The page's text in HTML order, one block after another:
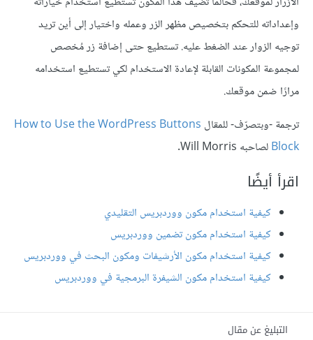
وإعداداته للتحكم بتخصيص مظهر الزر وعمله واختيار إلى أين تريد
توجيه الزوار عند الضغط عليه. تستطيع حتى إضافة زر مُخصص
لمجموعة المكونات القابلة لإعادة الاستخدام لكي تستطيع استخدامه
مرارًا ضمن موقعك.
ترجمة -وبتصرّف- للمقال How to Use the WordPress Buttons
Blockلصاحبه Will Morris.
اقرأ أيضًا
كيفية استخدام مكون ووردبريس التقليدي
كيفية استخدام مكون تضمين ووردبريس
كيفية استخدام مكون الأرشيفات ومكون البحث في ووردبريس
كيفية استخدام مكون الشيفرة البرمجية في ووردبريس
التبليغ عن مقال